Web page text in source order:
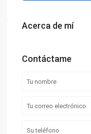
Acerca de mí
Contáctame